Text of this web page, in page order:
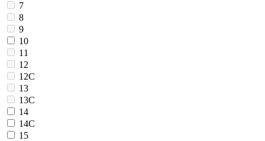
7
8
9
10
11
12
12C
13
13C
14
14C
15